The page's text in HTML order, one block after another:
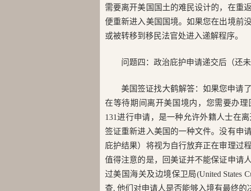
需要离开美国国土的难民设计的，在重
便重新进入美国国境。如果您在出境前
或被转移到移民法官处进入递解程序。
问题四：政治庇护申请递交后（还
美国签证找大鹤解答：如果您申请
在等待期间离开美国境内，您需要办理
131进行申请，是一种允许外籍人士在
签证重新进入美国的一种文件。没有申
庇护结果）将视为自行放弃正在审理过
值得注意的是，回美证并不能保证申请
过美国海关及边境保卫局(United States
查, 他们对申请人是否能够入境有最终的